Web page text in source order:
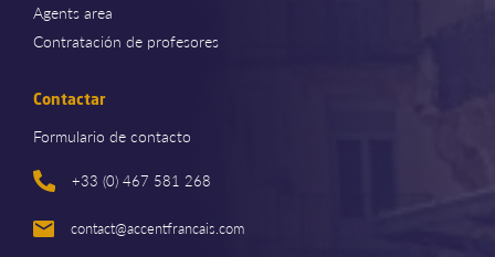
Agents area
Contratación de profesores
Contactar
Formulario de contacto
+33 (0) 467 581 268
contact@accentfrancais.com